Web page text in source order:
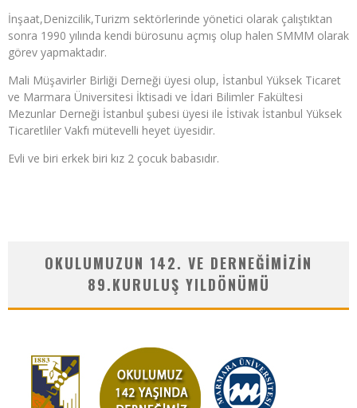
İnşaat,Denizcilik,Turizm sektörlerinde yönetici olarak çalıştıktan
sonra 1990 yılında kendi bürosunu açmış olup halen SMMM olarak
görev yapmaktadır.
Mali Müşavirler Birliği Derneği üyesi olup, İstanbul Yüksek Ticaret
ve Marmara Üniversitesi İktisadi ve İdari Bilimler Fakültesi
Mezunlar Derneği İstanbul şubesi üyesi ile İstivak İstanbul Yüksek
Ticaretliler Vakfı mütevelli heyet üyesidir.
Evli ve biri erkek biri kız 2 çocuk babasıdır.
OKULUMUZUN 142. VE DERNEĞIMIZIN
89.KURULUŞ YILDÖNÜMÜ